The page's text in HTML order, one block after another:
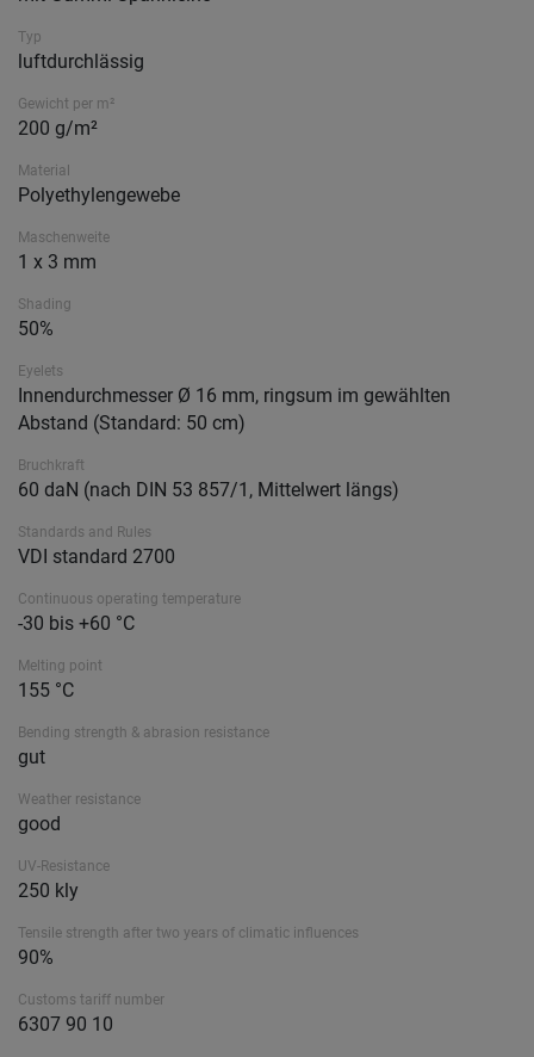
Typ
luftdurchlässig
Gewicht per m²
200 g/m²
Material
Polyethylengewebe
Maschenweite
1 x 3 mm
Shading
50%
Eyelets
Innendurchmesser Ø 16 mm, ringsum im gewählten
Abstand (Standard: 50 cm)
Bruchkraft
60 daN (nach DIN 53 857/1, Mittelwert längs)
Standards and Rules
VDI standard 2700
Continuous operating temperature
-30 bis +60 °C
Melting point
155 °C
Bending strength & abrasion resistance
gut
Weather resistance
good
UV-Resistance
250 kly
Tensile strength after two years of climatic influences
90%
Customs tariff number
6307 90 10